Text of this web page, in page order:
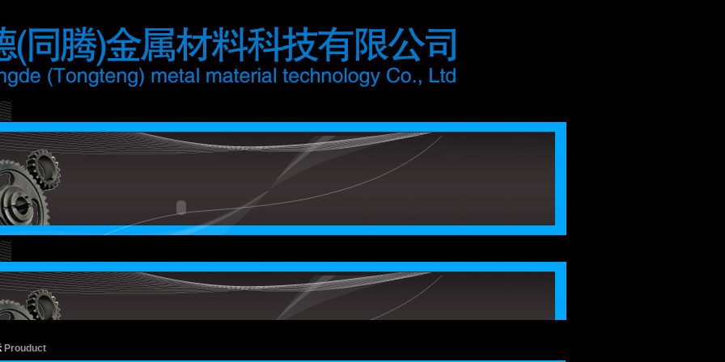
Prouduct